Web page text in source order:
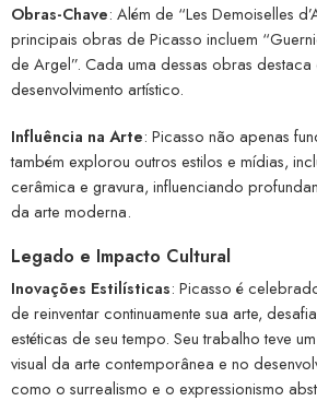
Obras-Chave: Além de “Les Demoiselles
principais obras de Picasso incluem
de Argel”. Cada uma dessas obras destaca
desenvolvimento artístico.
Influência na Arte: Picasso não apenas
também explorou outros estilos e mídias,
cerâmica e gravura, influenciando
da arte moderna.
Legado e Impacto Cultural
Inovações Estilísticas: Picasso é
de reinventar continuamente sua arte,
estéticas de seu tempo. Seu trabalho teve
visual da arte contemporânea e no
como o surrealismo e o expressionismo